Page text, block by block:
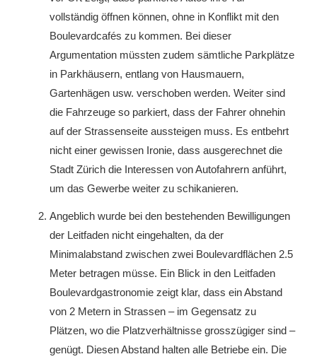
vollständig öffnen können, ohne in Konflikt mit den
Boulevardcafés zu kommen. Bei dieser
Argumentation müssten zudem sämtliche Parkplätze
in Parkhäusern, entlang von Hausmauern,
Gartenhägen usw. verschoben werden. Weiter sind
die Fahrzeuge so parkiert, dass der Fahrer ohnehin
auf der Strassenseite aussteigen muss. Es entbehrt
nicht einer gewissen Ironie, dass ausgerechnet die
Stadt Zürich die Interessen von Autofahrern anführt,
um das Gewerbe weiter zu schikanieren.
Angeblich wurde bei den bestehenden Bewilligungen
der Leitfaden nicht eingehalten, da der
Minimalabstand zwischen zwei Boulevardflächen 2.5
Meter betragen müsse. Ein Blick in den Leitfaden
Boulevardgastronomie zeigt klar, dass ein Abstand
von 2 Metern in Strassen – im Gegensatz zu
Plätzen, wo die Platzverhältnisse grosszügiger sind –
genügt. Diesen Abstand halten alle Betriebe ein. Die